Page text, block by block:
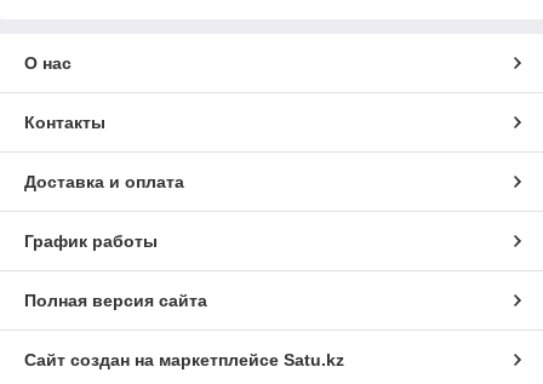
О нас
Контакты
Доставка и оплата
График работы
Полная версия сайта
Сайт создан на маркетплейсе Satu.kz